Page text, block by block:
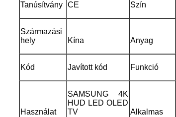
Tanúsítvány CE Szín
Származási
hely
Kína Anyag
Kód Javított kód Funkció
Használat
SAMSUNG 4K
HUD LED OLED
TV
Alkalmas